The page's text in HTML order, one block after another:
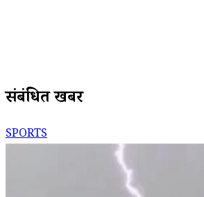
संबंधित खबरें
SPORTS